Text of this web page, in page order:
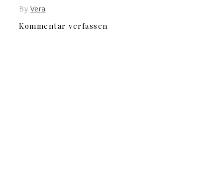
By Vera
Kommentar verfassen